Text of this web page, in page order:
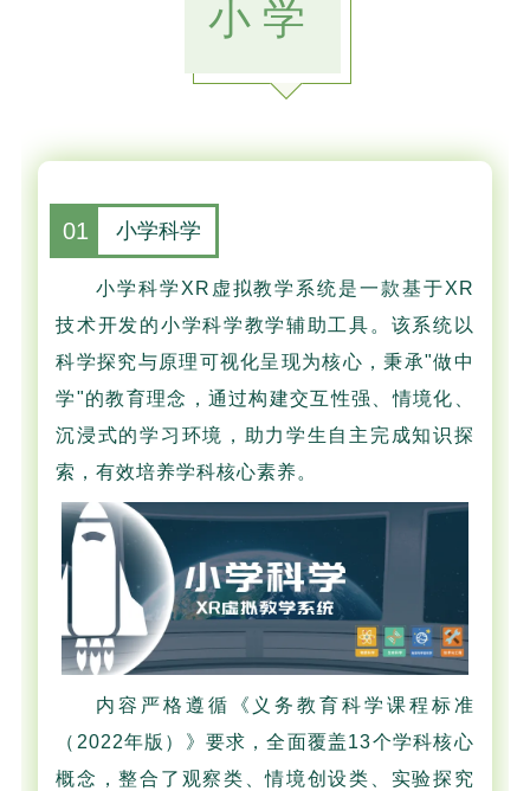
小学
01 小学科学
小学科学XR虚拟教学系统是一款基于XR
技术开发的小学科学教学辅助工具。该系统以
科学探究与原理可视化呈现为核心，秉承"做中
学"的教育理念，通过构建交互性强、情境化、
沉浸式的学习环境，助力学生自主完成知识探
索，有效培养学科核心素养。
内容严格遵循《义务教育科学课程标准
（2022年版）》要求，全面覆盖13个学科核心
概念，整合了观察类、情境创设类、实验探究